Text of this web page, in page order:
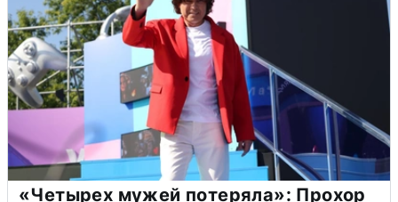
«Четырех мужей потеряла»: Прохор